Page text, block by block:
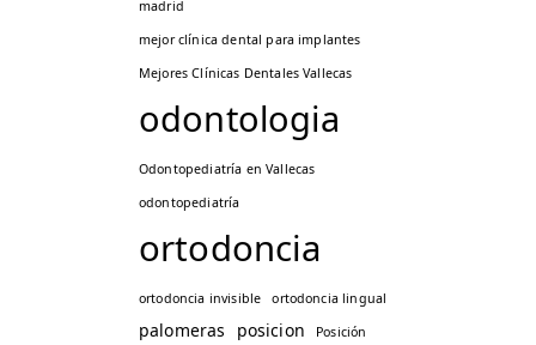
madrid
mejor clínica dental para implantes
Mejores Clínicas Dentales Vallecas
odontologia
Odontopediatría en Vallecas
odontopediatría
ortodoncia
ortodoncia invisible ortodoncia lingual
palomeras posicion
Posición